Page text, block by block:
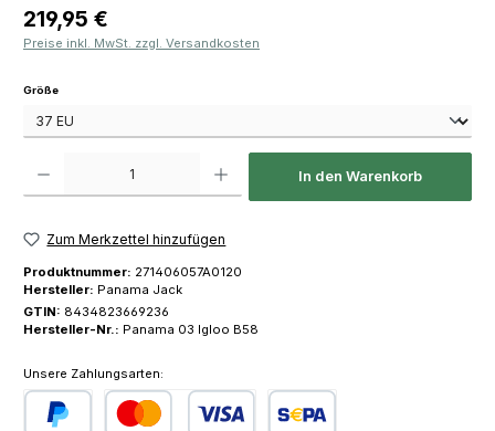
Regulärer Preis:
219,95 €
Preise inkl. MwSt. zzgl. Versandkosten
Größeauswählen
In den Warenkorb
Zum Merkzettel hinzufügen
Produktnummer: 271406057A0120
Hersteller: Panama Jack
GTIN: 8434823669236
Hersteller-Nr.: Panama 03 Igloo B58
Unsere Zahlungsarten: